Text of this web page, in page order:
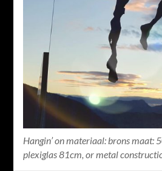
Hangin’ on materiaal: brons maat:
plexiglas 81cm, or metal